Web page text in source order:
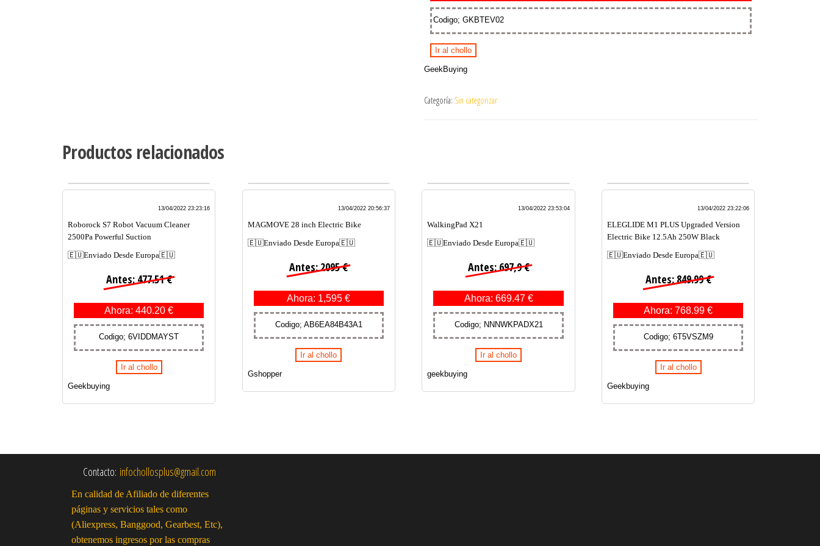
Codigo; GKBTEV02
Ir al chollo
GeekBuying
Categoría: Sin categorizar
Productos relacionados
13/04/2022 23:23:16
Roborock S7 Robot Vacuum Cleaner
2500Pa Powerful Suction
🇪🇺Enviado Desde Europa🇪🇺
Antes: 477.51 €
Ahora: 440.20 €
Codigo; 6VIDDMAYST
Ir al chollo
Geekbuying
13/04/2022 20:56:37
MAGMOVE 28 inch Electric Bike
🇪🇺Enviado Desde Europa🇪🇺
Antes: 2095 €
Ahora: 1,595 €
Codigo; AB6EA84B43A1
Ir al chollo
Gshopper
13/04/2022 23:53:04
WalkingPad X21
🇪🇺Enviado Desde Europa🇪🇺
Antes: 697,9 €
Ahora: 669.47 €
Codigo; NNNWKPADX21
Ir al chollo
geekbuying
13/04/2022 23:22:06
ELEGLIDE M1 PLUS Upgraded Version
Electric Bike 12.5Ah 250W Black
🇪🇺Enviado Desde Europa🇪🇺
Antes: 849.99 €
Ahora: 768.99 €
Codigo; 6T5VSZM9
Ir al chollo
Geekbuying
Contacto: infochollosplus@gmail.com
En calidad de Afiliado de diferentes
páginas y servicios tales como
(Aliexpress, Banggood, Gearbest, Etc),
obtenemos ingresos por las compras